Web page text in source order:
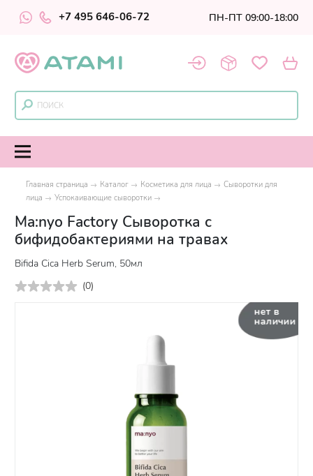
+7 495 646-06-72 ПН-ПТ 09:00-18:00
Главная страница Каталог Косметика для лица
Сыворотки для
лица
Успокаивающие сыворотки
Ma:nyo Factory Сыворотка с
бифидобактериями на травах
Bifida Cica Herb Serum, 50мл
(0)
нет в
наличии